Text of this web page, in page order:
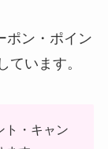
ポン・ポイン
ています。
ト・キャン